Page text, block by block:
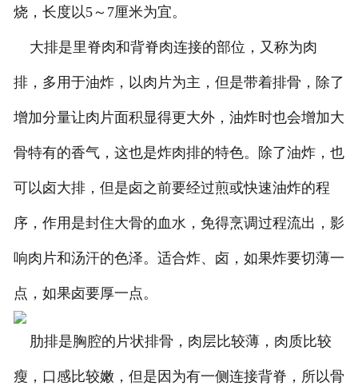
烧，长度以5～7厘米为宜。
大排是里脊肉和背脊肉连接的部位，又称为肉
排，多用于油炸，以肉片为主，但是带着排骨，除了
增加分量让肉片面积显得更大外，油炸时也会增加大
骨特有的香气，这也是炸肉排的特色。除了油炸，也
可以卤大排，但是卤之前要经过煎或快速油炸的程
序，作用是封住大骨的血水，免得烹调过程流出，影
响肉片和汤汗的色泽。适合炸、卤，如果炸要切薄一
点，如果卤要厚一点。
肋排是胸腔的片状排骨，肉层比较薄，肉质比较
瘦，口感比较嫩，但是因为有一侧连接背脊，所以骨